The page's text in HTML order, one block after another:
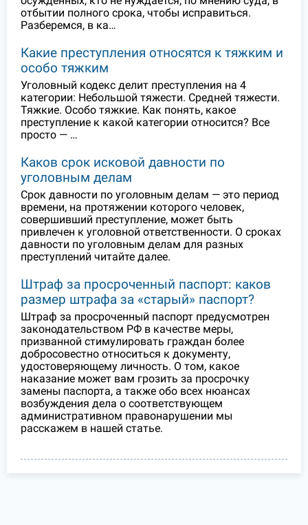
отбытии полного срока, чтобы исправиться.
Разберемся, в ка…
Какие преступления относятся к тяжким и
особо тяжким
Уголовный кодекс делит преступления на 4
категории: Небольшой тяжести. Средней тяжести.
Тяжкие. Особо тяжкие. Как понять, какое
преступление к какой категории относится? Все
просто — …
Каков срок исковой давности по
уголовным делам
Срок давности по уголовным делам — это период
времени, на протяжении которого человек,
совершивший преступление, может быть
привлечен к уголовной ответственности. О сроках
давности по уголовным делам для разных
преступлений читайте далее.
Штраф за просроченный паспорт: каков
размер штрафа за «старый» паспорт?
Штраф за просроченный паспорт предусмотрен
законодательством РФ в качестве меры,
призванной стимулировать граждан более
добросовестно относиться к документу,
удостоверяющему личность. О том, какое
наказание может вам грозить за просрочку
замены паспорта, а также обо всех нюансах
возбуждения дела о соответствующем
административном правонарушении мы
расскажем в нашей статье.